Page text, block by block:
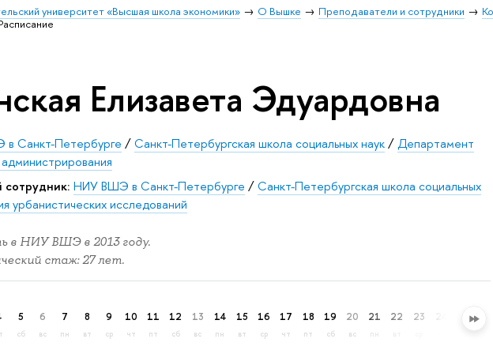
университет «Высшая школа экономики» О Вышке Преподаватели и сотрудники
Елизавета Эдуардовна
Санкт-Петербурге /Санкт-Петербургская школа социальных наук/Департамент
сотрудник: НИУ ВШЭ в Санкт-Петербурге /Санкт-Петербургская школа социальных
урбанистических исследований
в НИУ ВШЭ в 2013 году.
стаж: 27 лет.
5
сб
6
вс
7
пн
8
вт
9
ср
10
чт
11
пт
12
сб
13
вс
14
пн
15
вт
16
ср
17
чт
18
пт
19
сб
20
вс
21
пн
22 23 26